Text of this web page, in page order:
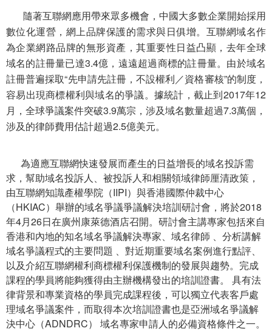
隨著互聯網應用帶來眾多機會，中國大多數企業開始採用
數位化運營，網上品牌保護的需求與日俱增。互聯網域名作
為企業網路品牌的無形資產，其重要性日益凸顯，去年全球
域名的註冊量已達3.4億，遠遠超過商標的註冊量。由於域名
註冊普遍採取“先申請先註冊，不設權利／資格審核”的制度，
容易出現商標權利與域名的爭議。據統計，截止到2017年12
月，全球爭議案件突破3.9萬宗，涉及域名數量超過7.3萬個，
涉及的律師費用估計超過2.5億美元。
為適應互聯網快速發展而產生的日益增長的域名投訴需
求，幫助域名投訴人、被投訴人和相關領域律師厘清政策，
由互聯網知識產權學院（IIPI）與香港國際仲裁中心
（HKIAC）舉辦的域名爭議爭議解決培訓研討會，將於2018
年4月26日在廣州康萊德酒店召開。研討會主講專家包括來自
香港和內地的知名域名爭議解決專家、域名律師 、分析講解
域名爭議程式的主要問題 、對近期重要域名案例進行點評、
以及介紹互聯網權利商標權利保護機制的發展與趨勢。完成
課程的學員將能夠獲得由主辦機構發出的培訓證書。
具有法
律背景和專業資格的學員完成課程後，可以獨立代表客戶處
理域名爭議案件，而取得本次培訓證書也是亞洲域名爭議解
決中心（ADNDRC） 域名專家申請人的必備資格條件之一。